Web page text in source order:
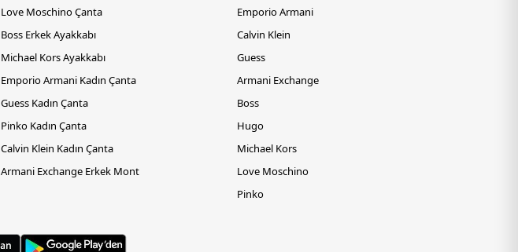
Love Moschino Çanta
Boss Erkek Ayakkabı
Michael Kors Ayakkabı
Emporio Armani Kadın Çanta
Guess Kadın Çanta
Pinko Kadın Çanta
Calvin Klein Kadın Çanta
Armani Exchange Erkek Mont
Emporio Armani
Calvin Klein
Guess
Armani Exchange
Boss
Hugo
Michael Kors
Love Moschino
Pinko